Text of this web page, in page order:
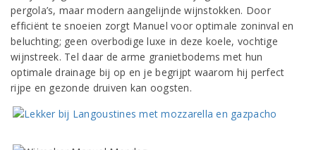
pergola’s, maar modern aangelijnde wijnstokken. Door
efficiënt te snoeien zorgt Manuel voor optimale zoninval en
beluchting; geen overbodige luxe in deze koele, vochtige
wijnstreek. Tel daar de arme granietbodems met hun
optimale drainage bij op en je begrijpt waarom hij perfect
rijpe en gezonde druiven kan oogsten.